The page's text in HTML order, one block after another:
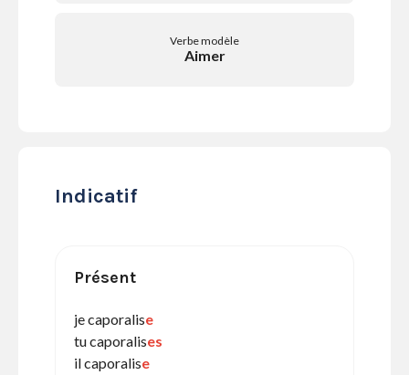
Verbe modèle
Aimer
Indicatif
Présent
je caporalise
tu caporalises
il caporalise